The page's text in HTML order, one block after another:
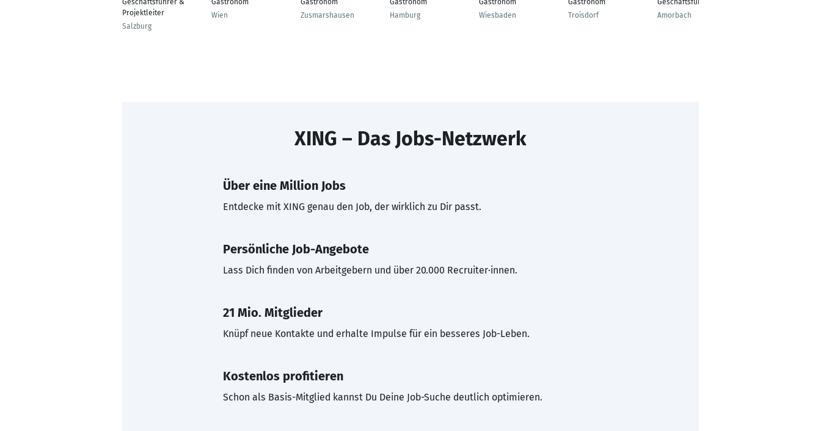
Geschäftsführer &
Projektleiter
Salzburg
Gastronom
Wien
Gastronom
Zusmarshausen
Gastronom
Hamburg
Gastronom
Wiesbaden
Gastronom
Troisdorf
Geschäftsführer
Amorbach
XING – Das Jobs-Netzwerk
Über eine Million Jobs
Entdecke mit XING genau den Job, der wirklich zu Dir passt.
Persönliche Job-Angebote
Lass Dich finden von Arbeitgebern und über 20.000 Recruiter·innen.
21 Mio. Mitglieder
Knüpf neue Kontakte und erhalte Impulse für ein besseres Job-Leben.
Kostenlos profitieren
Schon als Basis-Mitglied kannst Du Deine Job-Suche deutlich optimieren.